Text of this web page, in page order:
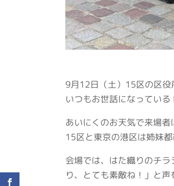
9月12日（土）15区の区役
いつもお世話になっている
あいにくのお天気で来場
15区と東京の港区は姉妹
会場では、はた織りのチ
り、とても素敵ね！」と